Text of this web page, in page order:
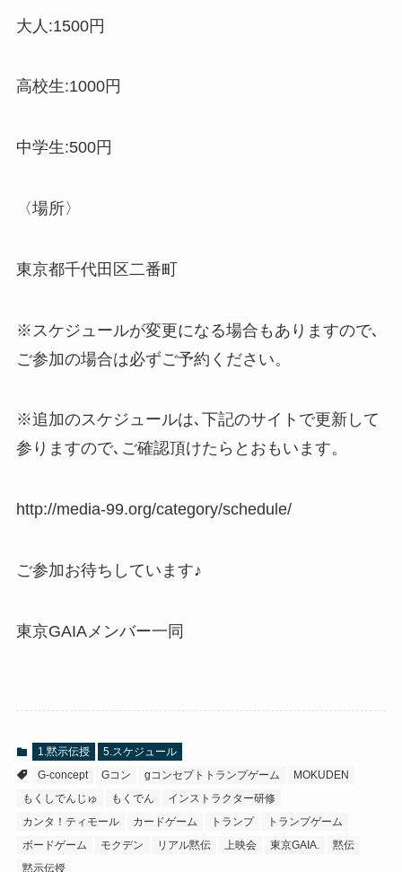
大人:1500円
高校生:1000円
中学生:500円
〈場所〉
東京都千代田区二番町
※スケジュールが変更になる場合もありますので､
ご参加の場合は必ずご予約ください。
※追加のスケジュールは､下記のサイトで更新して
参りますので､ご確認頂けたらとおもいます。
http://media-99.org/category/schedule/
ご参加お待ちしています♪
東京GAIAメンバー一同
1.黙示伝授
5.スケジュール
G-concept
Gコン gコンセプトトランプゲーム
MOKUDEN
もくしでんじゅ
もくでん
インストラクター研修
カンタ！ティモール
カードゲーム トランプ
トランプゲーム
ボードゲーム
モクデン リアル黙伝 上映会 東京GAIA.
黙伝
黙示伝授